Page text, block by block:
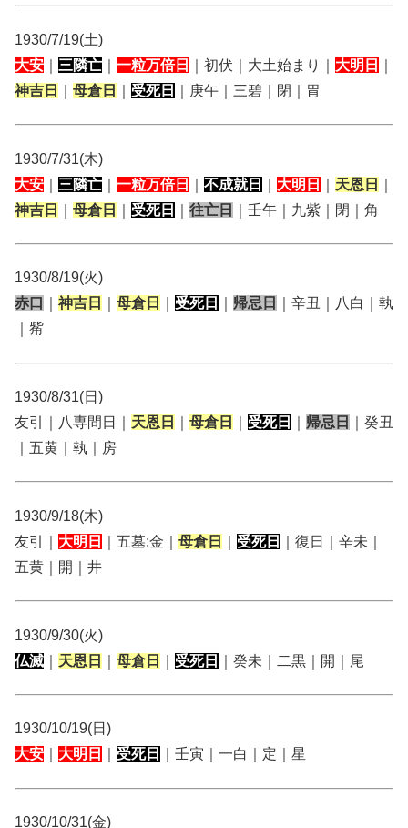
1930/7/19(土)
大安
三隣亡 一粒万倍日 ｜初伏｜大土始まり｜ 大明日
神吉日
母倉日 受死日 ｜庚午｜三碧｜閉｜胃
1930/7/31(木)
大安
三隣亡 一粒万倍日 不成就日 大明日 天恩日
神吉日
母倉日 受死日 往亡日 ｜壬午｜九紫｜閉｜角
1930/8/19(火)
赤口
神吉日 母倉日 受死日 帰忌日
｜辛丑｜八白｜執
｜觜
1930/8/31(日)
友引｜八専間日｜ 天恩日 母倉日 受死日 帰忌日
｜癸丑
｜五黄｜執｜房
1930/9/18(木)
友引｜ 大明日 ｜五墓:金｜ 母倉日 受死日
｜復日｜辛未｜
五黄｜開｜井
1930/9/30(火)
仏滅
天恩日 母倉日 受死日 ｜癸未｜二黒｜開｜尾
1930/10/19(日)
大安
大明日 受死日 ｜壬寅｜一白｜定｜星
1930/10/31(金)